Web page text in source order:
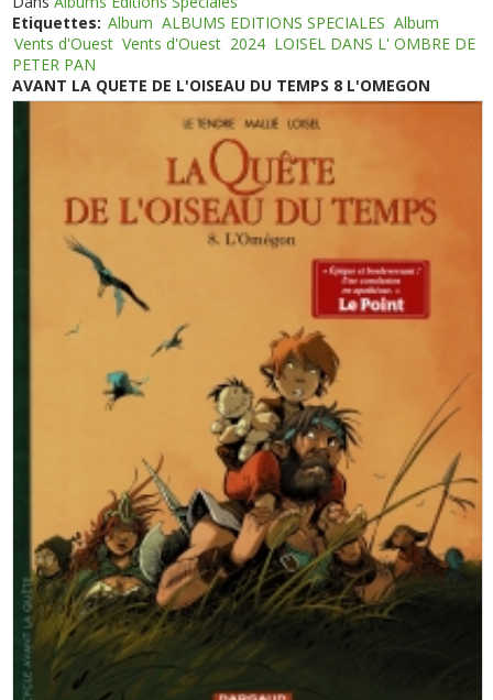
Etiquettes: Album ALBUMS EDITIONS SPECIALES Album
Vents d'Ouest Vents d'Ouest 2024 LOISEL DANS L' OMBRE DE
PETER PAN
AVANT LA QUETE DE L'OISEAU DU TEMPS 8 L'OMEGON